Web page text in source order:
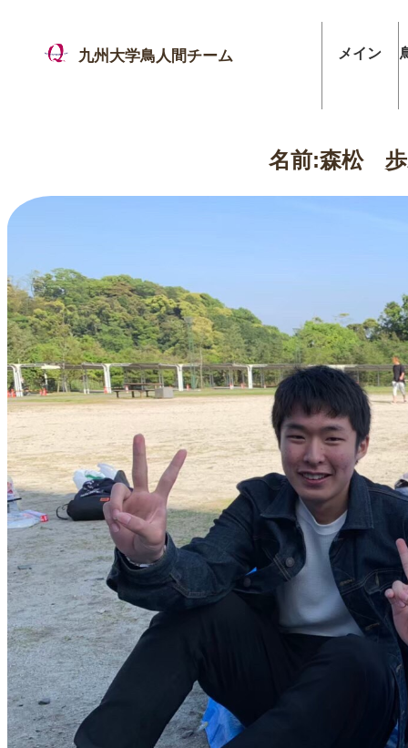
九州大学鳥人間チーム メイン
名前:森松